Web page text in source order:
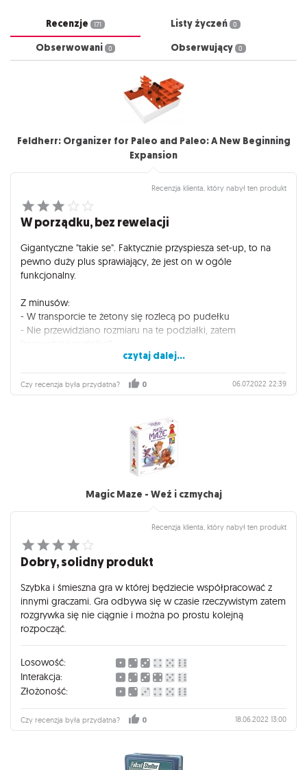
Recenzje 171 Listy życzeń 0
Obserwowani 0 Obserwujący 0
Feldherr: Organizer for Paleo and Paleo: A New Beginning
Expansion
Recenzja klienta, który nabył ten produkt
W porządku, bez rewelacji
Gigantyczne "takie se". Faktycznie przyspiesza set-up, to na
pewno duży plus sprawiający, że jest on w ogóle
funkcjonalny.
Z minusów:
- W transporcie te żetony się rozlecą po pudełku
- Nie przewidziano rozmiaru na te podziałki, zatem
- Nie ma jasnych instrukcji co gdzie idzie
- Nie ma oznaczonych sekcji na konkretne karty
- Jest to druk 3d i wydaje bardzo brzydki odgłos jak
wyciągamy te przegródki (ciężko też czasami je wyjąć/
Podsumowując, bardzo dużo "meeeh" ;-)
czytaj dalej...
Czy recenzja była przydatna? 0 06.07.2022 22:39
Magic Maze - Weź i czmychaj
Recenzja klienta, który nabył ten produkt
Dobry, solidny produkt
Szybka i śmieszna gra w której będziecie współpracować z
innymi graczami. Gra odbywa się w czasie rzeczywistym zatem
rozgrywka się nie ciągnie i można po prostu kolejną
rozpocząć.
Losowość:
Interakcja:
Złożoność:
Czy recenzja była przydatna? 0 18.06.2022 13:00